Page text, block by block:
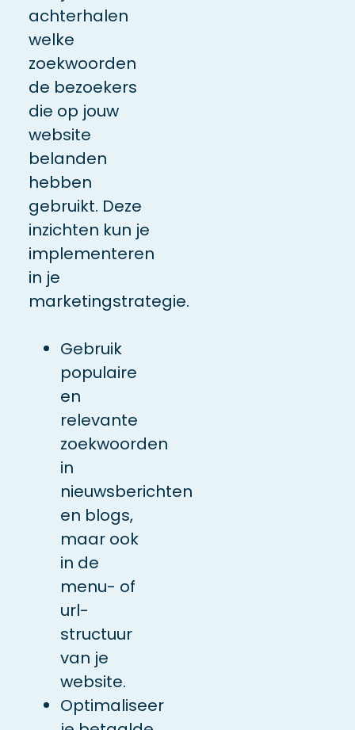
achterhalen
welke
zoekwoorden
de bezoekers
die op jouw
website
belanden
hebben
gebruikt. Deze
inzichten kun je
implementeren
in je
marketingstrategie.
Gebruik
populaire
en
relevante
zoekwoorden
in
nieuwsberichten
en blogs,
maar ook
in de
menu- of
url-
structuur
van je
website.
Optimaliseer